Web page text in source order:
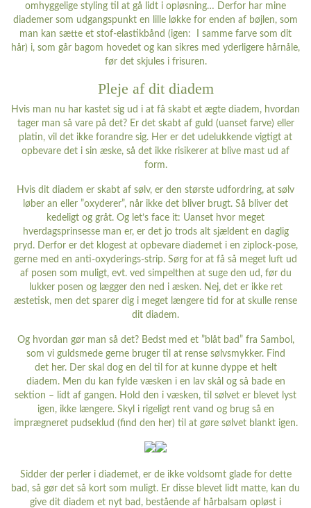
omhyggelige styling til at gå lidt i opløsning… Derfor har mine
diademer som udgangspunkt en lille løkke for enden af bøjlen, som
man kan sætte et stof-elastikbånd (igen: I samme farve som dit
hår) i, som går bagom hovedet og kan sikres med yderligere hårnåle,
før det skjules i frisuren.
Pleje af dit diadem
Hvis man nu har kastet sig ud i at få skabt et ægte diadem, hvordan
tager man så vare på det? Er det skabt af guld (uanset farve) eller
platin, vil det ikke forandre sig. Her er det udelukkende vigtigt at
opbevare det i sin æske, så det ikke risikerer at blive mast ud af
form.
Hvis dit diadem er skabt af sølv, er den største udfordring, at sølv
løber an eller ”oxyderer”, når ikke det bliver brugt. Så bliver det
kedeligt og gråt. Og let’s face it: Uanset hvor meget
hverdagsprinsesse man er, er det jo trods alt sjældent en daglig
pryd. Derfor er det klogest at opbevare diademet i en ziplock-pose,
gerne med en anti-oxyderings-strip. Sørg for at få så meget luft ud
af posen som muligt, evt. ved simpelthen at suge den ud, før du
lukker posen og lægger den ned i æsken. Nej, det er ikke ret
æstetisk, men det sparer dig i meget længere tid for at skulle rense
dit diadem.
Og hvordan gør man så det? Bedst med et ”blåt bad” fra Sambol,
som vi guldsmede gerne bruger til at rense sølvsmykker. Find
det her. Der skal dog en del til for at kunne dyppe et helt
diadem. Men du kan fylde væsken i en lav skål og så bade en
sektion – lidt af gangen. Hold den i væsken, til sølvet er blevet lyst
igen, ikke længere. Skyl i rigeligt rent vand og brug så en
imprægneret pudseklud (find den her) til at gøre sølvet blankt igen.
Sidder der perler i diademet, er de ikke voldsomt glade for dette
bad, så gør det så kort som muligt. Er disse blevet lidt matte, kan du
give dit diadem et nyt bad, bestående af hårbalsam opløst i